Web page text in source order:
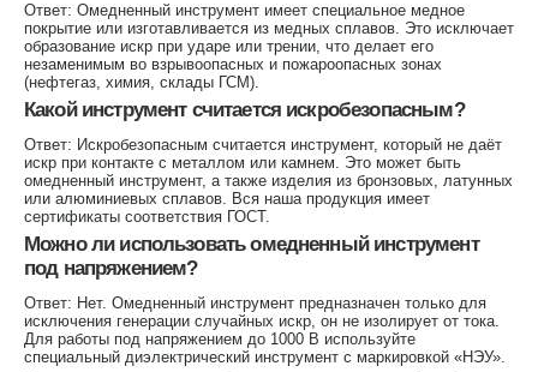
Ответ: Омедненный инструмент имеет специальное медное
покрытие или изготавливается из медных сплавов. Это исключает
образование искр при ударе или трении, что делает его
незаменимым во взрывоопасных и пожароопасных зонах
(нефтегаз, химия, склады ГСМ).
Какой инструмент считается искробезопасным?
Ответ: Искробезопасным считается инструмент, который не даёт
искр при контакте с металлом или камнем. Это может быть
омедненный инструмент, а также изделия из бронзовых, латунных
или алюминиевых сплавов. Вся наша продукция имеет
сертификаты соответствия ГОСТ.
Можно ли использовать омедненный инструмент
под напряжением?
Ответ: Нет. Омедненный инструмент предназначен только для
исключения генерации случайных искр, он не изолирует от тока.
Для работы под напряжением до 1000 В используйте
специальный диэлектрический инструмент с маркировкой «НЭУ».